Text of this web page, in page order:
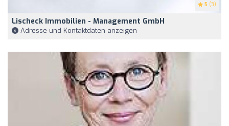
5 (3)
Lischeck Immobilien - Management GmbH
Adresse und Kontaktdaten anzeigen